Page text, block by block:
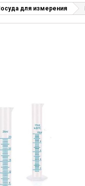
для измерения